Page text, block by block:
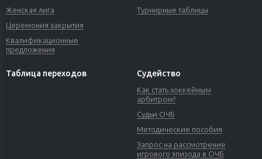
Женская лига
Церемония закрытия
Квалификационные
предложения
Турнирные таблицы
Таблица переходов Судейство
Как стать хоккейным
арбитром?
Судьи ОЧБ
Методические пособия
Запрос на рассмотрение
игрового эпизода в ОЧБ